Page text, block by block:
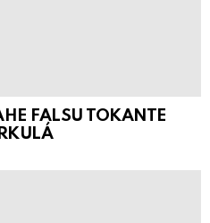
FALSU TOKANTE